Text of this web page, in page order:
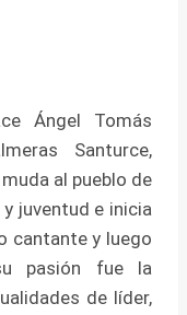
Ángel Tomás
Santurce,
al pueblo de
juventud e inicia
cantante y luego
pasión fue la
de líder,